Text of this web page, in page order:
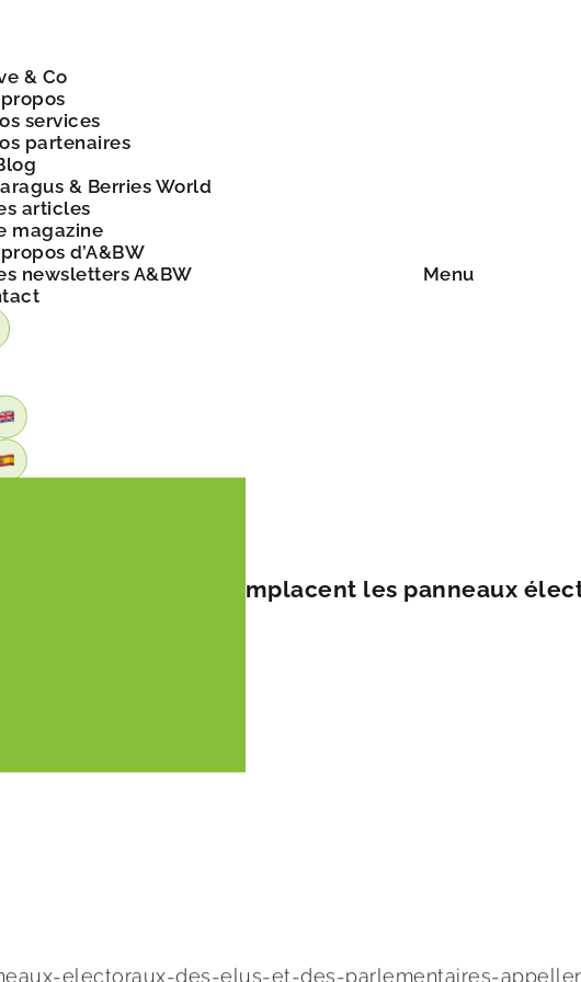
& Co
services
partenaires
& Berries World
articles
magazine
d’A&BW
newsletters A&BW
Menu
blanches » remplacent les panneaux
electoraux-des-elus-et-des-parlementaires-